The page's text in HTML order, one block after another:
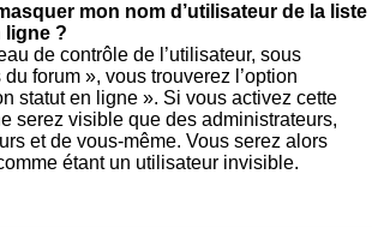
mon nom d’utilisateur de la liste
ligne ?
de contrôle de l’utilisateur, sous
forum », vous trouverez l’option
statut en ligne ». Si vous activez cette
serez visible que des administrateurs,
et de vous-même. Vous serez alors
étant un utilisateur invisible.